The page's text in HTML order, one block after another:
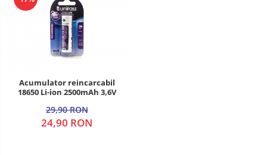
Acumulator reincarcabil
18650 Li-ion 2500mAh 3,6V
29,90 RON
24,90 RON